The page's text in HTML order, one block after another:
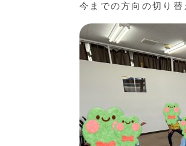
今までの方向の切り